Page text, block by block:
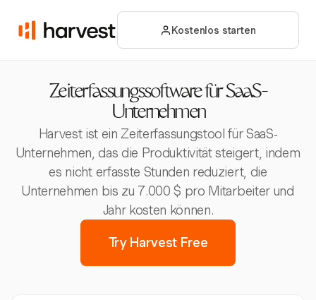
Kostenlos starten
Zeiterfassungssoftware für SaaS-
Unternehmen
Harvest ist ein Zeiterfassungstool für SaaS-
Unternehmen, das die Produktivität steigert, indem
es nicht erfasste Stunden reduziert, die
Unternehmen bis zu 7.000 $ pro Mitarbeiter und
Jahr kosten können.
Try Harvest Free